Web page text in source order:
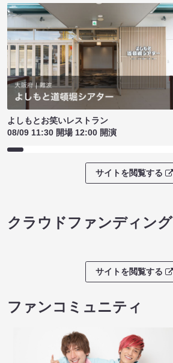
よしもとお笑いレストラン
08/09 11:30 開場 12:00 開演
サイトを閲覧する
クラウドファンディング
サイトを閲覧する
ファンコミュニティ